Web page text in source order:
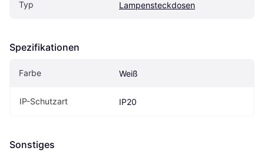
Typ Lampensteckdosen
Spezifikationen
Farbe Weiß
IP-Schutzart IP20
Sonstiges